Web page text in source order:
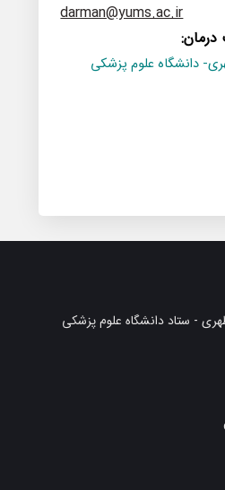
darman@yums.ac.ir
:
دانشگاه علوم پزشکی
- ستاد دانشگاه علوم پزشکی